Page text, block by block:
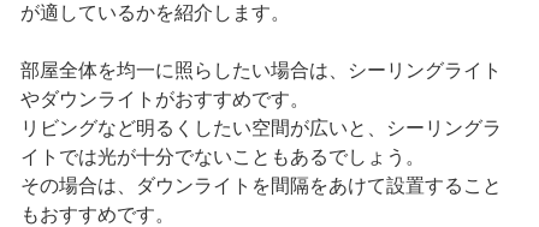
が適しているかを紹介します。
部屋全体を均一に照らしたい場合は、シーリングライト
やダウンライトがおすすめです。
リビングなど明るくしたい空間が広いと、シーリングラ
イトでは光が十分でないこともあるでしょう。
その場合は、ダウンライトを間隔をあけて設置すること
もおすすめです。